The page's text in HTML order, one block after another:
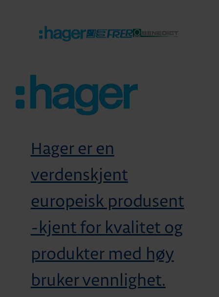
Hager er en
verdenskjent
europeisk produsent
-kjent for kvalitet og
produkter med høy
bruker vennlighet.